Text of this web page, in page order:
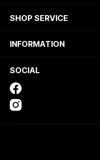
SHOP SERVICE
INFORMATION
SOCIAL